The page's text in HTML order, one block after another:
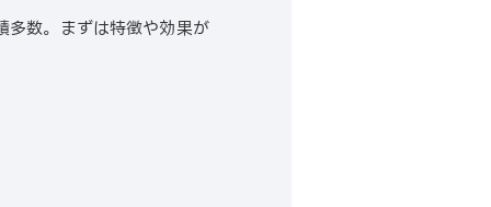
数。まずは特徴や効果が